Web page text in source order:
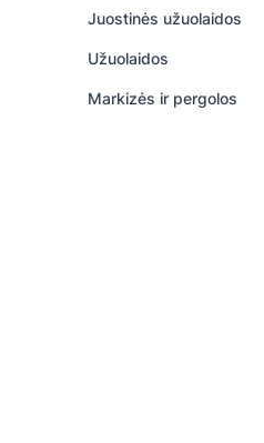
Juostinės užuolaidos
Užuolaidos
Markizės ir pergolos